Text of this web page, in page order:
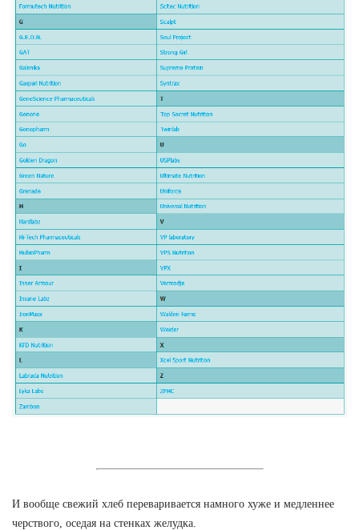
И вообще свежий хлеб переваривается намного хуже и медленнее
черствого, оседая на стенках желудка.